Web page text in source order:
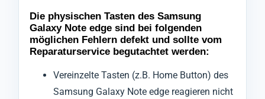
Die physischen Tasten des Samsung
Galaxy Note edge sind bei folgenden
möglichen Fehlern defekt und sollte vom
Reparaturservice begutachtet werden:
Vereinzelte Tasten (z.B. Home Button) des
Samsung Galaxy Note edge reagieren nicht